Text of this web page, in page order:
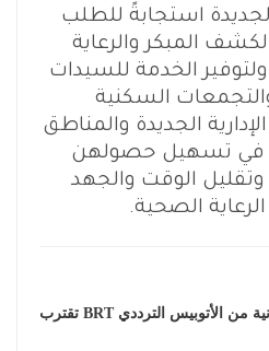
استجابةً للطلب
المبكر والرعاية
الخدمة للسيدات
السكنية
الجديدة والمناطق
في تسهيل حصولهن
الوقت والجهد
الصحية.
المرحلة الثانية من الأتوبيس الترددي BRT تقترب